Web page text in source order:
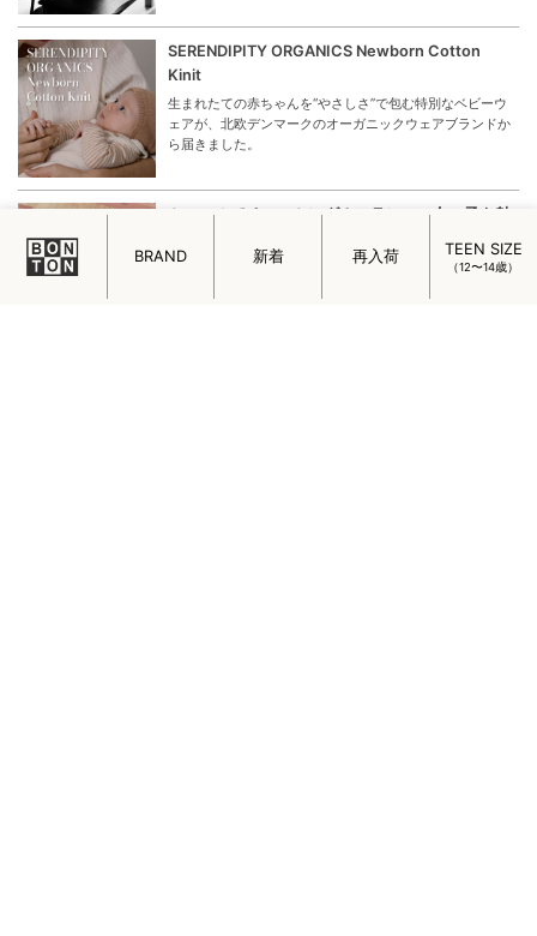
SERENDIPITY ORGANICS Newborn Cotton
Kinit
生まれたての赤ちゃんを“やさしさ”で包む特別なベビーウ
ェアが、北欧デンマークのオーガニックウェアブランドか
ら届きました。
ミニマルでチャーミング！フランスの女の子を魅
フランスの女の子を魅了するメイド・イン・パリのアクセ
BRAND 新着 再入荷 TEEN SIZE
（12〜14歳）